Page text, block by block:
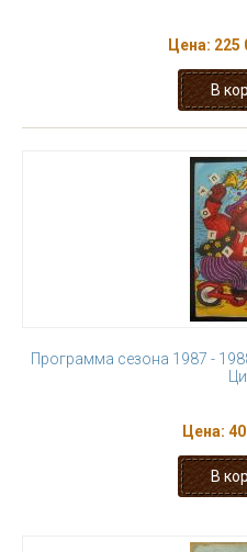
Цена: 225
Программа сезона 1987 -
Цена: